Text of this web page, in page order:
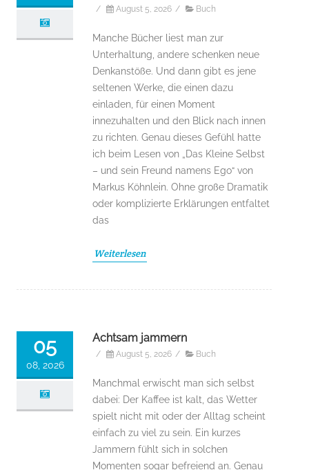
/ August 5, 2026 / Buch
Manche Bücher liest man zur
Unterhaltung, andere schenken neue
Denkanstöße. Und dann gibt es jene
seltenen Werke, die einen dazu
einladen, für einen Moment
innezuhalten und den Blick nach innen
zu richten. Genau dieses Gefühl hatte
ich beim Lesen von „Das Kleine Selbst
– und sein Freund namens Ego“ von
Markus Köhnlein. Ohne große Dramatik
oder komplizierte Erklärungen entfaltet
das
Weiterlesen
05
08, 2026
Achtsam jammern
/ August 5, 2026 / Buch
Manchmal erwischt man sich selbst
dabei: Der Kaffee ist kalt, das Wetter
spielt nicht mit oder der Alltag scheint
einfach zu viel zu sein. Ein kurzes
Jammern fühlt sich in solchen
Momenten sogar befreiend an. Genau